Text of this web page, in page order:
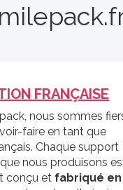
FRANÇAISE
nous sommes
faire en tant que
Chaque support
nous produisons
conçu et fabriqué en